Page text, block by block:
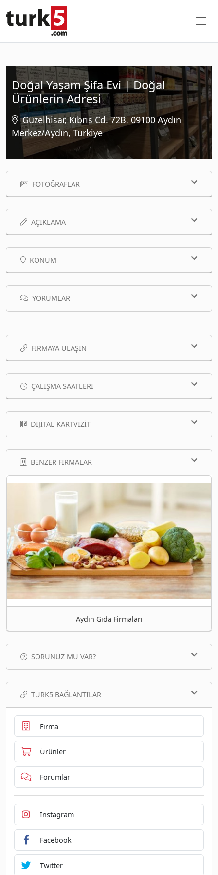
Doğal Yaşam Şifa Evi | Doğal
Ürünlerin Adresi
Güzelhisar, Kıbrıs Cd. 72B, 09100 Aydın
Merkez/Aydın, Türkiye
FOTOĞRAFLAR
AÇIKLAMA
KONUM
YORUMLAR
FIRMAYA ULAŞIN
ÇALIŞMA SAATLERI
DIJITAL KARTVIZIT
BENZER FIRMALAR
Aydın Gıda Firmaları
SORUNUZ MU VAR?
TURK5 BAĞLANTILAR
Firma
Ürünler
Forumlar
Instagram
Facebook
Twitter